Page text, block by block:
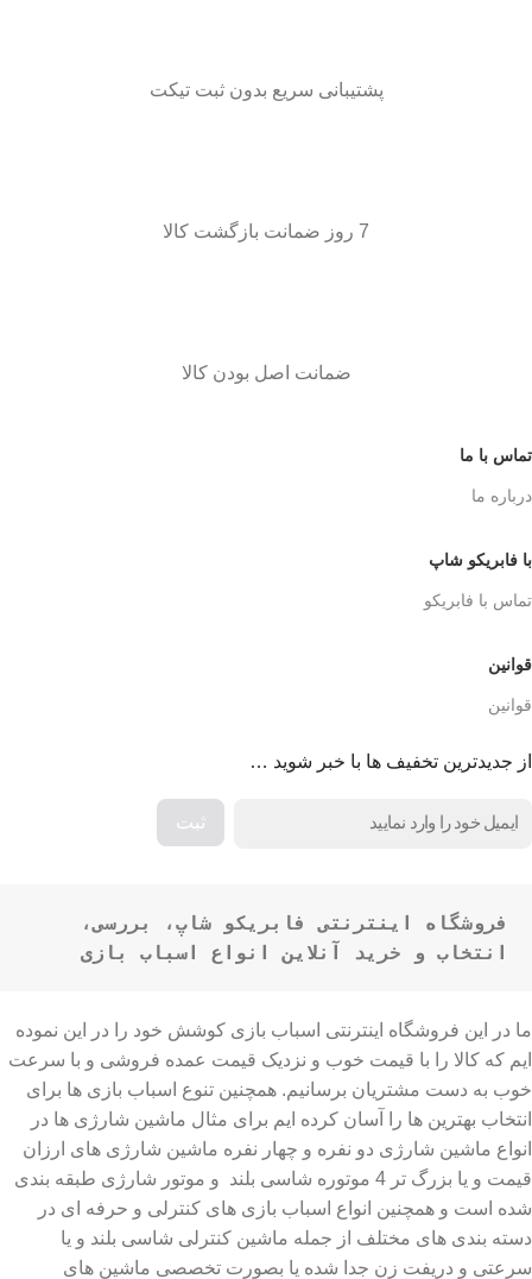
پشتیبانی سریع بدون ثبت تیکت
7 روز ضمانت بازگشت کالا
ضمانت اصل بودن کالا
تماس با ما
درباره ما
با فابریکو شاپ
تماس با فابریکو
قوانین
قوانین
از جدیدترین تخفیف ها با خبر شوید …
انتخاب و خرید آنلاین انواع اسباب بازی
ما در این فروشگاه اینترنتی اسباب بازی کوشش خود را در این نموده
ایم که کالا را با قیمت خوب و نزدیک قیمت عمده فروشی و با سرعت
خوب به دست مشتریان برسانیم. همچنین تنوع اسباب بازی ها برای
انتخاب بهترین ها را آسان کرده ایم برای مثال ماشین شارژی ها در
انواع ماشین شارژی دو نفره و چهار نفره ماشین شارژی های ارزان
قیمت و یا بزرگ تر 4 موتوره شاسی بلند و موتور شارژی طبقه بندی
شده است و همچنین انواع اسباب بازی های کنترلی و حرفه ای در
دسته بندی های مختلف از جمله ماشین کنترلی شاسی بلند و یا
سرعتی و دریفت زن جدا شده یا بصورت تخصصی ماشین های